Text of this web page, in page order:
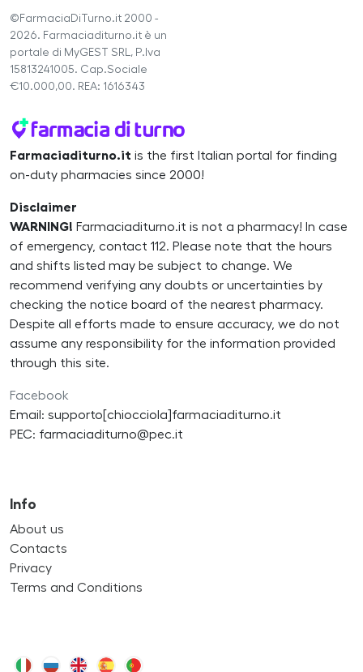
©FarmaciaDiTurno.it 2000 -
2026. Farmaciaditurno.it è un
portale di MyGEST SRL, P.Iva
15813241005. Cap.Sociale
€10.000,00. REA: 1616343
Farmaciaditurno.it is the first Italian portal for finding
on-duty pharmacies since 2000!
Disclaimer
WARNING! Farmaciaditurno.it is not a pharmacy! In case
of emergency, contact 112. Please note that the hours
and shifts listed may be subject to change. We
recommend verifying any doubts or uncertainties by
checking the notice board of the nearest pharmacy.
Despite all efforts made to ensure accuracy, we do not
assume any responsibility for the information provided
through this site.
Facebook
Email: supporto[chiocciola]farmaciaditurno.it
PEC: farmaciaditurno@pec.it
Info
About us
Contacts
Privacy
Terms and Conditions